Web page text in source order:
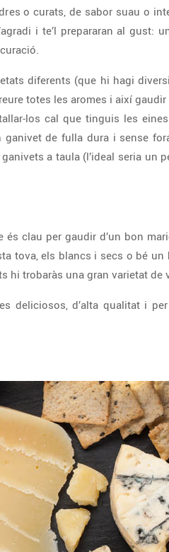
o curats, de sabor suau o
i te’l prepararan al gust:
diferents (que hi hagi
totes les aromes i així
los cal que tinguis les
de fulla dura i sense
a taula (l’ideal seria un
clau per gaudir d’un bon
tova, els blancs i secs o bé
trobaràs una gran varietat de
deliciosos, d’alta qualitat i